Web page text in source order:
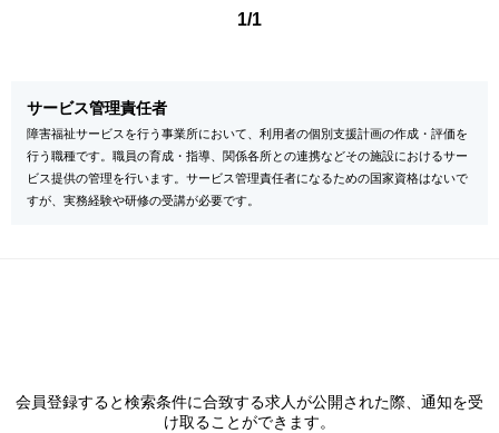
1/1
サービス管理責任者
障害福祉サービスを行う事業所において、利用者の個別支援計画の作成・評価を
行う職種です。職員の育成・指導、関係各所との連携などその施設におけるサー
ビス提供の管理を行います。サービス管理責任者になるための国家資格はないで
すが、実務経験や研修の受講が必要です。
会員登録すると検索条件に合致する求人が公開された際、通知を受
け取ることができます。